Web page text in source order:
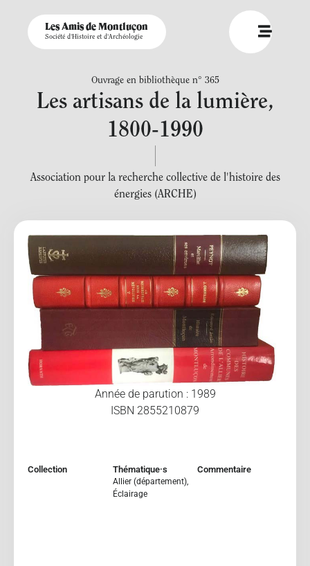
Les Amis de Montluçon
Société d'Histoire et d'Archéologie
Ouvrage en bibliothèque n° 365
Les artisans de la lumière,
1800-1990
Association pour la recherche collective de l'histoire des
énergies (ARCHE)
Année de parution : 1989
ISBN 2855210879
Collection Thématique·s
Allier (département),
Éclairage
Commentaire